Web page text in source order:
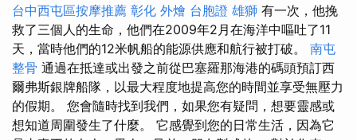
台中西屯區按摩推薦 彰化 外燴 台胞證 雄獅 有一次，他挽
救了三個人的生命，他們在2009年2月在海洋中嘔吐了11
天，當時他們的12米帆船的能源供應和航行被打破。 南屯
整骨 通過在抵達或出發之前從巴塞羅那海港的碼頭預訂西
爾弗斯銀牌船隊，以最大程度地提高您的時間並享受無壓力
的假期。 您會隨時找到我們，如果您有疑問，想要靈感或
想知道周圍發生了什麼。 它感覺到您的日常生活，因為它